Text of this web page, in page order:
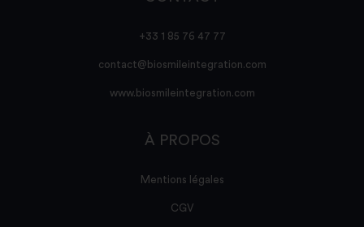
+33 1 85 76 47 77
contact@biosmileintegration.com
www.biosmileintegration.com
À PROPOS
Mentions légales
CGV